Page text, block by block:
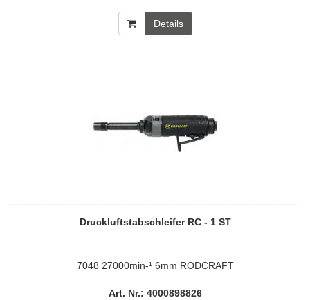
Details
Druckluftstabschleifer RC - 1 ST
7048 27000min-¹ 6mm RODCRAFT
Art. Nr.: 4000898826